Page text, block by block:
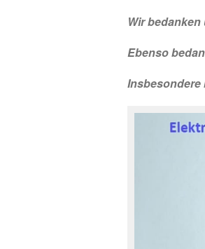
Wir
Ebenso
Insbesondere